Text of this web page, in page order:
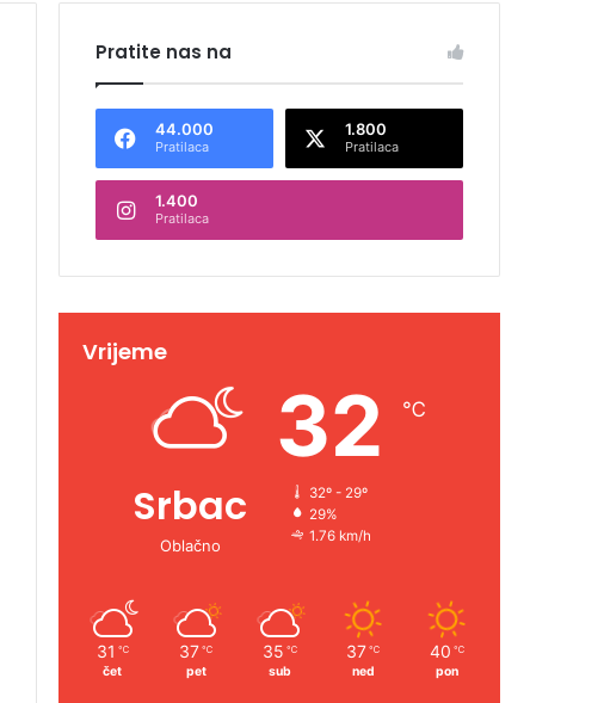
Pratite nas na
44.000
Pratilaca
1.800
Pratilaca
1.400
Pratilaca
Vrijeme
Srbac
Oblačno
32 ℃
32º - 29º
29%
1.76 km/h
31 ℃
čet
37 ℃
pet
35 ℃
sub
37 ℃
ned
40 ℃
pon